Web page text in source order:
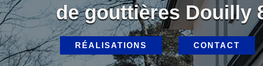
de gouttières Douilly
RÉALISATIONS CONTACT